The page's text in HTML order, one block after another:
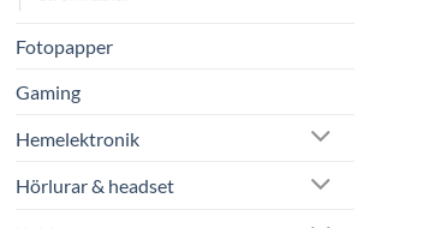
Fotopapper
Gaming
Hemelektronik
Hörlurar & headset